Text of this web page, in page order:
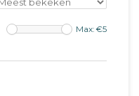
Max: €5